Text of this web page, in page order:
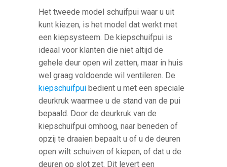
Het tweede model schuifpui waar u uit
kunt kiezen, is het model dat werkt met
een kiepsysteem. De kiepschuifpui is
ideaal voor klanten die niet altijd de
gehele deur open wil zetten, maar in huis
wel graag voldoende wil ventileren. De
kiepschuifpui bedient u met een speciale
deurkruk waarmee u de stand van de pui
bepaald. Door de deurkruk van de
kiepschuifpui omhoog, naar beneden of
opzij te draaien bepaalt u of u de deuren
open wilt schuiven of kiepen, of dat u de
deuren op slot zet. Dit levert een